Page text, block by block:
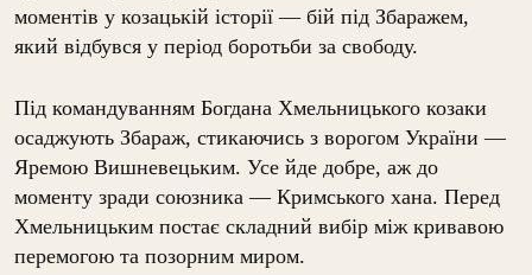
моментів у козацькій історії — бій під Збаражем,
який відбувся у період боротьби за свободу.
Під командуванням Богдана Хмельницького козаки
осаджують Збараж, стикаючись з ворогом України —
Яремою Вишневецьким. Усе йде добре, аж до
моменту зради союзника — Кримського хана. Перед
Хмельницьким постає складний вибір між кривавою
перемогою та позорним миром.